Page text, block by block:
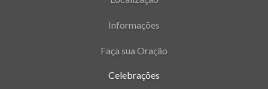
Informações
Faça sua Oração
Celebrações